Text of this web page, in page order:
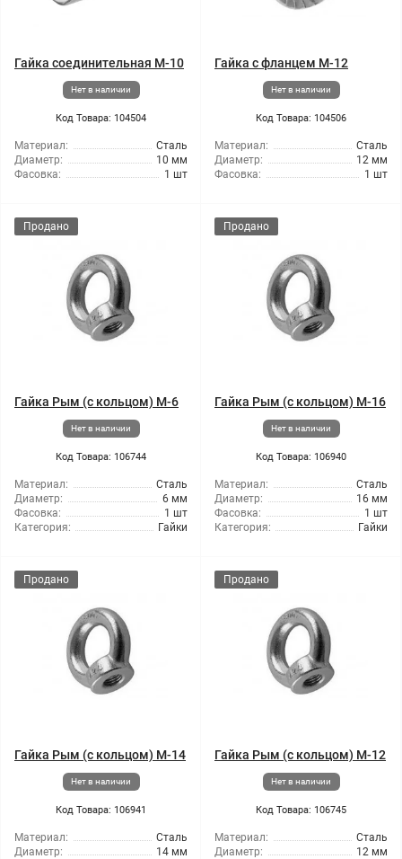
Гайка соединительная М-10
Нет в наличии
Код Товара: 104504
Материал:
Сталь
Диаметр:
10 мм
Фасовка:
1 шт
Гайка с фланцем М-12
Нет в наличии
Код Товара: 104506
Материал:
Сталь
Диаметр:
12 мм
Фасовка:
1 шт
Продано
Гайка Рым (с кольцом) М-6
Нет в наличии
Код Товара: 106744
Материал:
Сталь
Диаметр:
6 мм
Фасовка:
1 шт
Категория:
Гайки
Продано
Гайка Рым (с кольцом) М-16
Нет в наличии
Код Товара: 106940
Материал:
Сталь
Диаметр:
16 мм
Фасовка:
1 шт
Категория:
Гайки
Продано
Гайка Рым (с кольцом) М-14
Нет в наличии
Код Товара: 106941
Материал:
Сталь
Диаметр:
14 мм
Продано
Гайка Рым (с кольцом) М-12
Нет в наличии
Код Товара: 106745
Материал:
Сталь
Диаметр:
12 мм